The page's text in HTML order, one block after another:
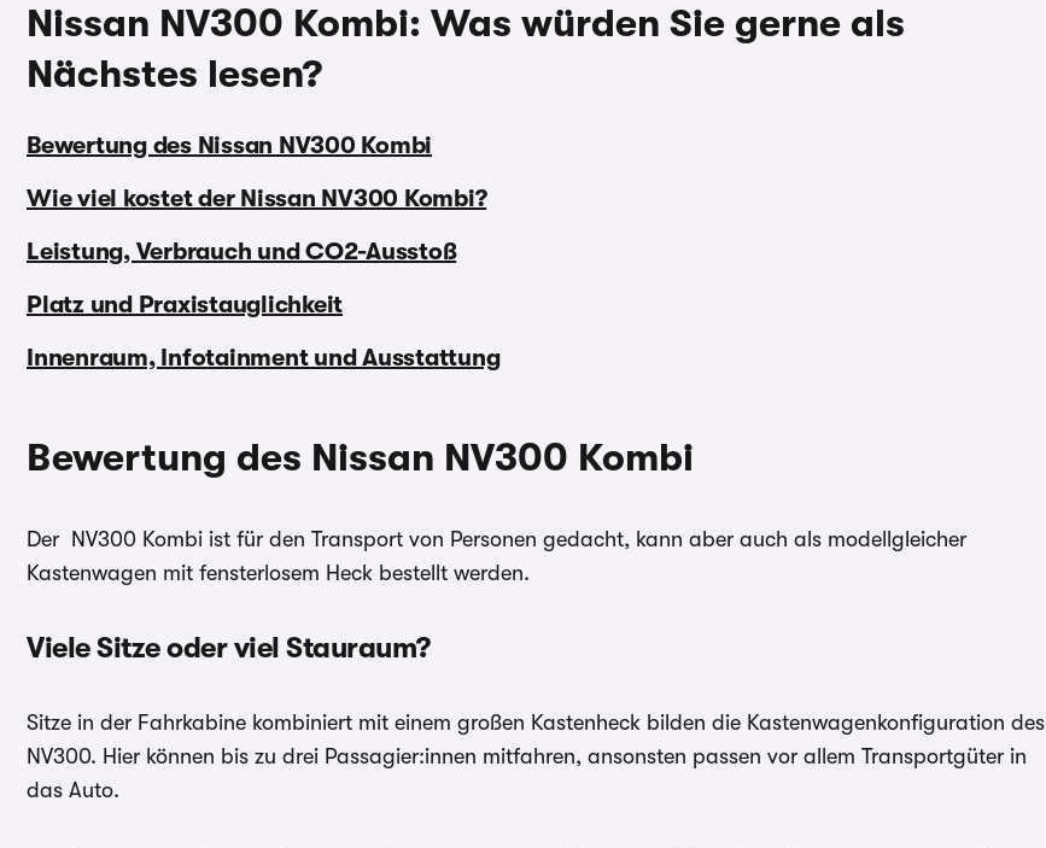
Nissan NV300 Kombi: Was würden Sie gerne als
Nächstes lesen?
Bewertung des Nissan NV300 Kombi
Wie viel kostet der Nissan NV300 Kombi?
Leistung, Verbrauch und CO2-Ausstoß
Platz und Praxistauglichkeit
Innenraum, Infotainment und Ausstattung
Bewertung des Nissan NV300 Kombi
Der NV300 Kombi ist für den Transport von Personen gedacht, kann aber auch als modellgleicher
Kastenwagen mit fensterlosem Heck bestellt werden.
Viele Sitze oder viel Stauraum?
Sitze in der Fahrkabine kombiniert mit einem großen Kastenheck bilden die Kastenwagenkonfiguration des
NV300. Hier können bis zu drei Passagier:innen mitfahren, ansonsten passen vor allem Transportgüter in
das Auto.